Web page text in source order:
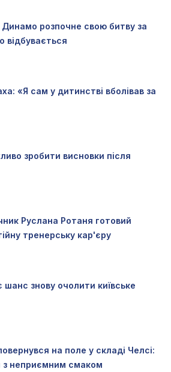
Динамо розпочне свою битву за
відбувається
«Я сам у дитинстві вболівав за
зробити висновки після
Руслана Ротаня готовий
тренерську кар'єру
шанс знову очолити київське
на поле у складі Челсі:
з неприємним смаком